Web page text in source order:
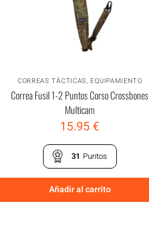
CORREAS TÁCTICAS, EQUIPAMIENTO
Correa Fusil 1-2 Puntos Corso Crossbones
Multicam
15.95 €
31 Puntos
Añadir al carrito